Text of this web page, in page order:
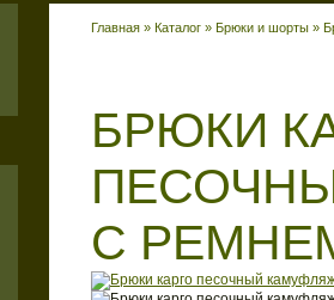
Главная » Каталог » Брюки и шорты »
БРЮКИ
С